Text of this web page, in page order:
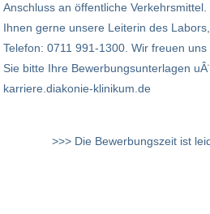
Anschluss an öffentliche
Ihnen gerne unsere Leiterin des
Telefon: 0711 991-1300. Wir freuen
Sie bitte Ihre Bewerbungsunterlagen
karriere.diakonie-klinikum.de
>>> Die Bewerbungszeit ist